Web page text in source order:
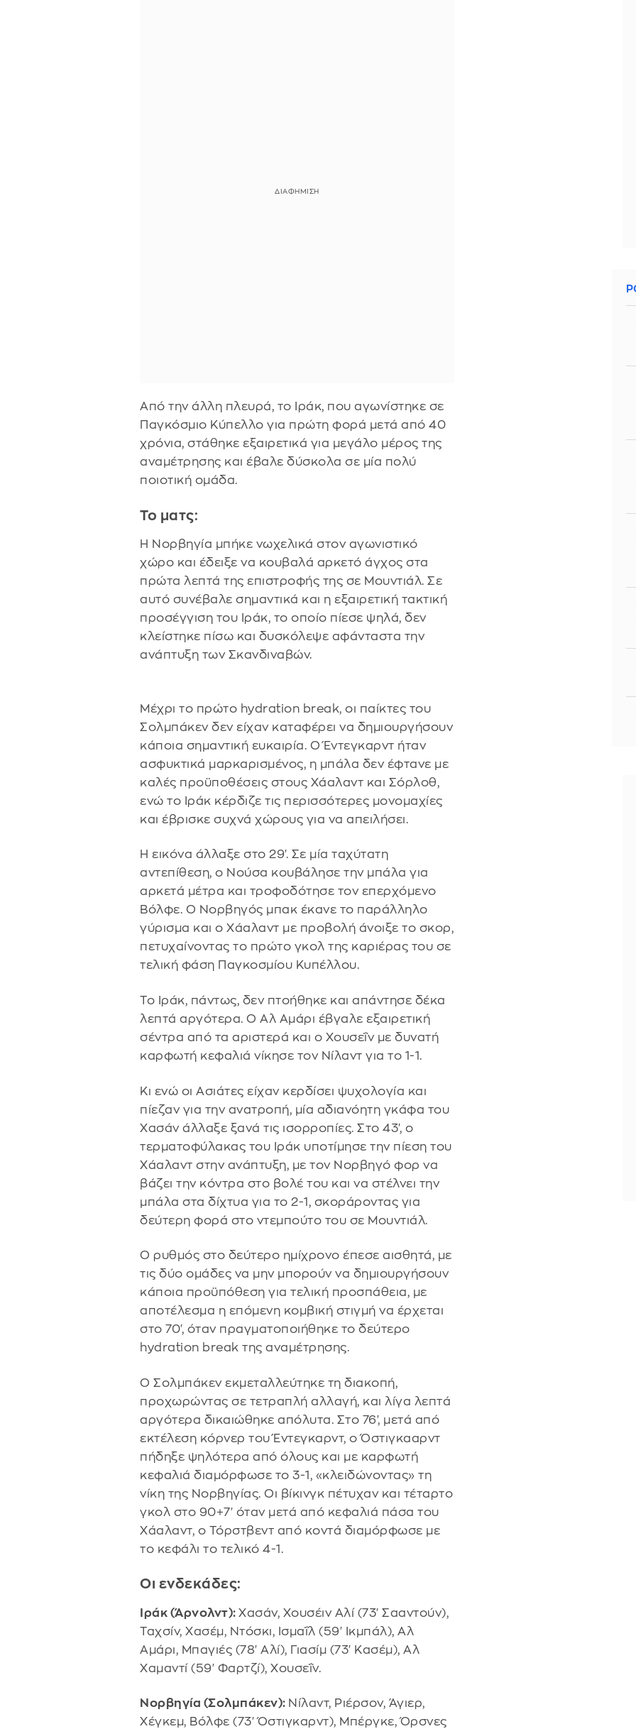
Από την άλλη πλευρά, το Ιράκ, που αγωνίστηκε σε
Παγκόσμιο Κύπελλο για πρώτη φορά μετά από 40
χρόνια, στάθηκε εξαιρετικά για μεγάλο μέρος της
αναμέτρησης και έβαλε δύσκολα σε μία πολύ
ποιοτική ομάδα.
Το ματς:
Η Νορβηγία μπήκε νωχελικά στον αγωνιστικό
χώρο και έδειξε να κουβαλά αρκετό άγχος στα
πρώτα λεπτά της επιστροφής της σε Μουντιάλ. Σε
αυτό συνέβαλε σημαντικά και η εξαιρετική τακτική
προσέγγιση του Ιράκ, το οποίο πίεσε ψηλά, δεν
κλείστηκε πίσω και δυσκόλεψε αφάνταστα την
ανάπτυξη των Σκανδιναβών.
Μέχρι το πρώτο hydration break, οι παίκτες του
Σολμπάκεν δεν είχαν καταφέρει να δημιουργήσουν
κάποια σημαντική ευκαιρία. Ο Έντεγκαρντ ήταν
ασφυκτικά μαρκαρισμένος, η μπάλα δεν έφτανε με
καλές προϋποθέσεις στους Χάαλαντ και Σόρλοθ,
ενώ το Ιράκ κέρδιζε τις περισσότερες μονομαχίες
και έβρισκε συχνά χώρους για να απειλήσει.
Η εικόνα άλλαξε στο 29'. Σε μία ταχύτατη
αντεπίθεση, ο Νούσα κουβάλησε την μπάλα για
αρκετά μέτρα και τροφοδότησε τον επερχόμενο
Βόλφε. Ο Νορβηγός μπακ έκανε το παράλληλο
γύρισμα και ο Χάαλαντ με προβολή άνοιξε το σκορ,
πετυχαίνοντας το πρώτο γκολ της καριέρας του σε
τελική φάση Παγκοσμίου Κυπέλλου.
Το Ιράκ, πάντως, δεν πτοήθηκε και απάντησε δέκα
λεπτά αργότερα. Ο Αλ Αμάρι έβγαλε εξαιρετική
σέντρα από τα αριστερά και ο Χουσεΐν με δυνατή
καρφωτή κεφαλιά νίκησε τον Νίλαντ για το 1-1.
Κι ενώ οι Ασιάτες είχαν κερδίσει ψυχολογία και
πίεζαν για την ανατροπή, μία αδιανόητη γκάφα του
Χασάν άλλαξε ξανά τις ισορροπίες. Στο 43', ο
τερματοφύλακας του Ιράκ υποτίμησε την πίεση του
Χάαλαντ στην ανάπτυξη, με τον Νορβηγό φορ να
βάζει την κόντρα στο βολέ του και να στέλνει την
μπάλα στα δίχτυα για το 2-1, σκοράροντας για
δεύτερη φορά στο ντεμπούτο του σε Μουντιάλ.
Ο ρυθμός στο δεύτερο ημίχρονο έπεσε αισθητά, με
τις δύο ομάδες να μην μπορούν να δημιουργήσουν
κάποια προϋπόθεση για τελική προσπάθεια, με
αποτέλεσμα η επόμενη κομβική στιγμή να έρχεται
στο 70', όταν πραγματοποιήθηκε το δεύτερο
hydration break της αναμέτρησης.
Ο Σολμπάκεν εκμεταλλεύτηκε τη διακοπή,
προχωρώντας σε τετραπλή αλλαγή, και λίγα λεπτά
αργότερα δικαιώθηκε απόλυτα. Στο 76', μετά από
εκτέλεση κόρνερ του Έντεγκαρντ, ο Όστιγκααρντ
πήδηξε ψηλότερα από όλους και με καρφωτή
κεφαλιά διαμόρφωσε το 3-1, «κλειδώνοντας» τη
νίκη της Νορβηγίας. Οι βίκινγκ πέτυχαν και τέταρτο
γκολ στο 90+7' όταν μετά από κεφαλιά πάσα του
Χάαλαντ, ο Τόρστβεντ από κοντά διαμόρφωσε με
το κεφάλι το τελικό 4-1.
Οι ενδεκάδες:
Ιράκ (Άρνολντ): Χασάν, Χουσέιν Αλί (73' Σααντούν),
Ταχσίν, Χασέμ, Ντόσκι, Ισμαΐλ (59' Ικμπάλ), Αλ
Αμάρι, Μπαγιές (78' Αλί), Γιασίμ (73' Κασέμ), Αλ
Χαμαντί (59' Φαρτζί), Χουσεΐν.
Νορβηγία (Σολμπάκεν): Νίλαντ, Ριέρσον, Άγιερ,
Χέγκεμ, Βόλφε (73' Όστιγκαρντ), Μπέργκε, Όρσνες